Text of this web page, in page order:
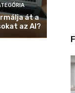
át a
az AI?